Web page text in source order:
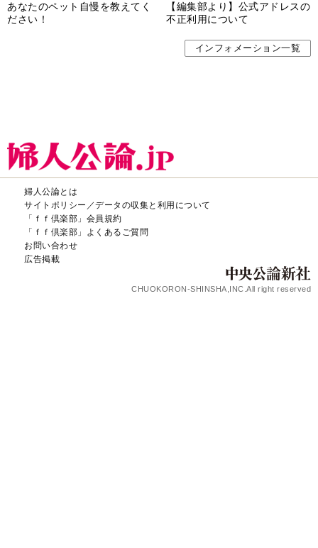
あなたのペット自慢を教えてく
ださい！
【編集部より】公式アドレスの
不正利用について
インフォメーション一覧
婦人公論とは
サイトポリシー／データの収集と利用について
「ｆｆ倶楽部」会員規約
「ｆｆ倶楽部」よくあるご質問
お問い合わせ
広告掲載
CHUOKORON-SHINSHA,INC.All right reserved